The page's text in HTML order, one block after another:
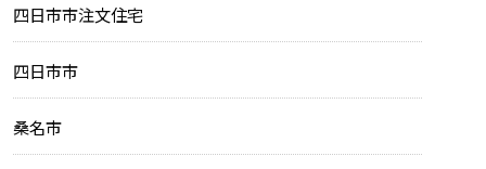
四日市市注文住宅
四日市市
桑名市